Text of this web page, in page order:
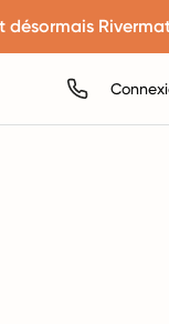
désormais